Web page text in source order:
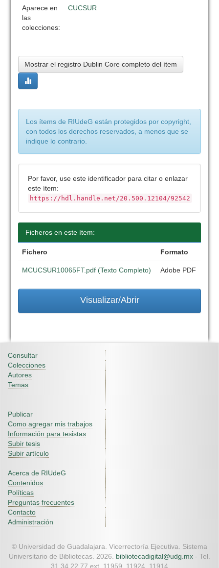
Aparece en
las
colecciones:
CUCSUR
Mostrar el registro Dublin Core completo del ítem
Los ítems de RIUdeG están protegidos por copyright,
con todos los derechos reservados, a menos que se
indique lo contrario.
Por favor, use este identificador para citar o enlazar
este ítem:
https://hdl.handle.net/20.500.12104/92542
Ficheros en este ítem:
Fichero Formato
MCUCSUR10065FT.pdf (Texto Completo) Adobe PDF
Visualizar/Abrir
Consultar
Colecciones
Autores
Temas
Publicar
Como agregar mis trabajos
Información para tesistas
Subir tesis
Subir artículo
Acerca de RIUdeG
Contenidos
Políticas
Preguntas frecuentes
Contacto
Administración
© Universidad de Guadalajara. Vicerrectoría Ejecutiva. Sistema
Universitario de Bibliotecas. 2026. bibliotecadigital@udg.mx - Tel.
31 34 22 77 ext. 11959, 11924, 11914